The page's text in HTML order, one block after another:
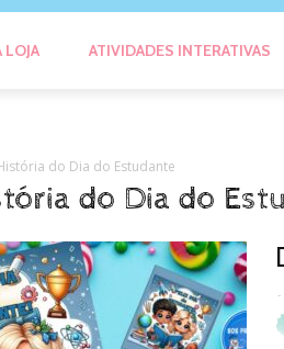
LOJA ATIVIDADES INTERATIVAS
do Dia do Estudante
do Dia do
-